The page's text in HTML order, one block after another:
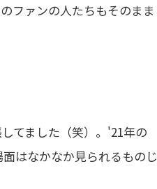
ファンの人たちもそのまま
てました（笑）。'21年の
はなかなか見られるものじ